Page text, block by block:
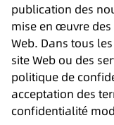
publication des
mise en œuvre
Web. Dans tous
site Web ou des
politique de
acceptation des
confidentialité